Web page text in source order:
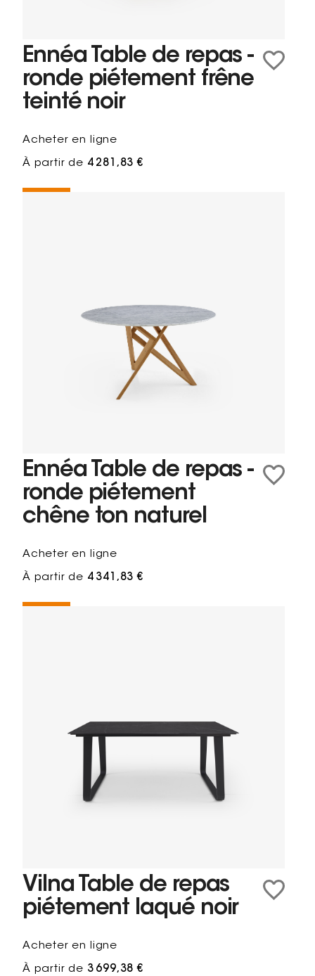
Ennéa Table de repas -
ronde piétement frêne
teinté noir
Acheter en ligne
À partir de 4 281,83 €
Ennéa Table de repas -
ronde piétement
chêne ton naturel
Acheter en ligne
À partir de 4 341,83 €
Vilna Table de repas
piétement laqué noir
Acheter en ligne
À partir de 3 699,38 €